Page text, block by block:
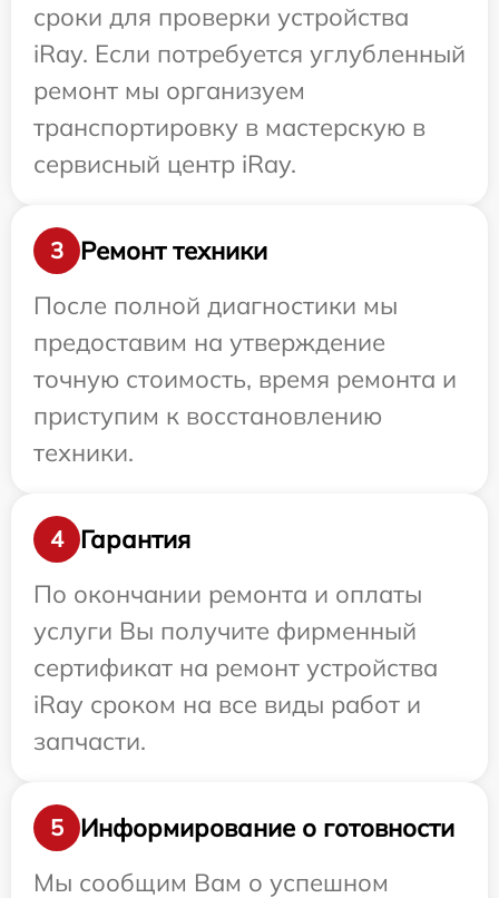
сроки для проверки устройства
iRay. Если потребуется углубленный
ремонт мы организуем
транспортировку в мастерскую в
сервисный центр iRay.
3
Ремонт техники
После полной диагностики мы
предоставим на утверждение
точную стоимость, время ремонта и
приступим к восстановлению
техники.
4
Гарантия
По окончании ремонта и оплаты
услуги Вы получите фирменный
сертификат на ремонт устройства
iRay сроком на все виды работ и
запчасти.
5
Информирование о готовности
Мы сообщим Вам о успешном